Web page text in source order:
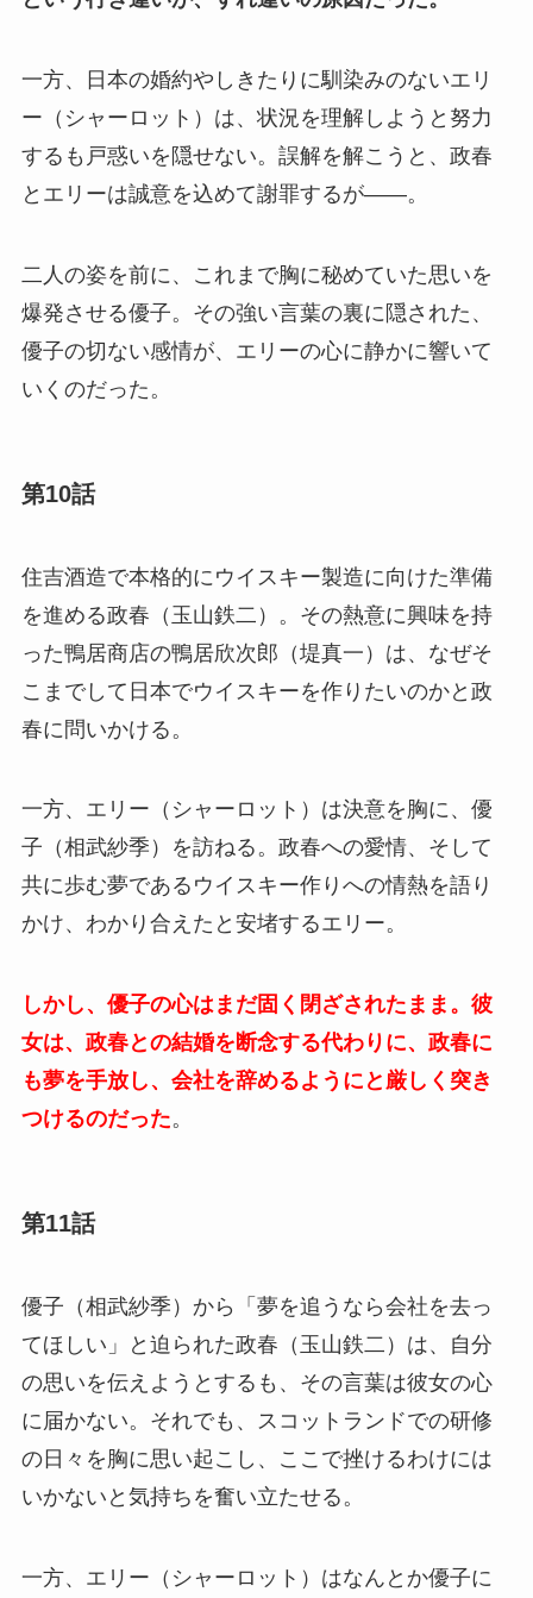
一方、日本の婚約やしきたりに馴染みのないエリ
ー（シャーロット）は、状況を理解しようと努力
するも戸惑いを隠せない。誤解を解こうと、政春
とエリーは誠意を込めて謝罪するが——。
二人の姿を前に、これまで胸に秘めていた思いを
爆発させる優子。その強い言葉の裏に隠された、
優子の切ない感情が、エリーの心に静かに響いて
いくのだった。
第10話
住吉酒造で本格的にウイスキー製造に向けた準備
を進める政春（玉山鉄二）。その熱意に興味を持
った鴨居商店の鴨居欣次郎（堤真一）は、なぜそ
こまでして日本でウイスキーを作りたいのかと政
春に問いかける。
一方、エリー（シャーロット）は決意を胸に、優
子（相武紗季）を訪ねる。政春への愛情、そして
共に歩む夢であるウイスキー作りへの情熱を語り
かけ、わかり合えたと安堵するエリー。
しかし、優子の心はまだ固く閉ざされたまま。彼
女は、政春との結婚を断念する代わりに、政春に
も夢を手放し、会社を辞めるようにと厳しく突き
つけるのだった。
第11話
優子（相武紗季）から「夢を追うなら会社を去っ
てほしい」と迫られた政春（玉山鉄二）は、自分
の思いを伝えようとするも、その言葉は彼女の心
に届かない。それでも、スコットランドでの研修
の日々を胸に思い起こし、ここで挫けるわけには
いかないと気持ちを奮い立たせる。
一方、エリー（シャーロット）はなんとか優子に